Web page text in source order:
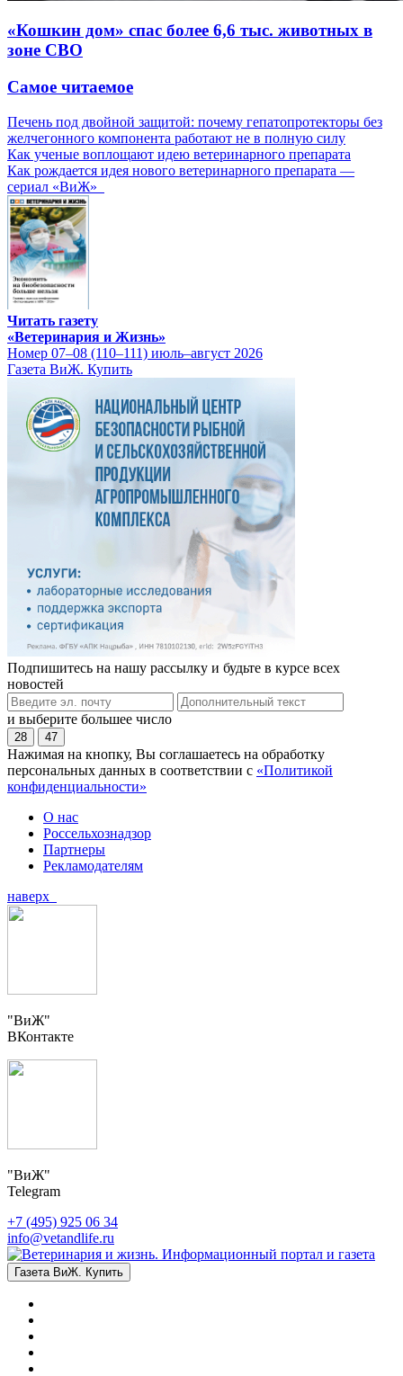
«Кошкин дом» спас более 6,6 тыс. животных в
зоне СВО
Самое читаемое
Печень под двойной защитой: почему гепатопротекторы без
желчегонного компонента работают не в полную силу
Как ученые воплощают идею ветеринарного препарата
Как рождается идея нового ветеринарного препарата —
сериал «ВиЖ»
Читать газету
«Ветеринария и Жизнь»
Номер 07–08 (110–111) июль–август 2026
Газета ВиЖ. Купить
Подпишитесь на нашу рассылку и будьте в курсе всех
новостей
и выберите большее число
28 47
Нажимая на кнопку, Вы соглашаетесь на обработку
персональных данных в соответствии с «Политикой
конфиденциальности»
О нас
Россельхознадзор
Партнеры
Рекламодателям
наверх
"ВиЖ"
ВКонтакте
"ВиЖ"
Telegram
+7 (495) 925 06 34
info@vetandlife.ru
Газета ВиЖ. Купить